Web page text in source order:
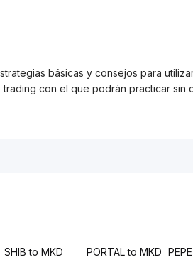
básicas y consejos para
con el que podrán practicar sin
SHIB to MKD PORTAL to MKD